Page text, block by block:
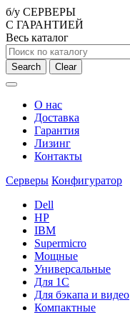
б/у СЕРВЕРЫ
С ГАРАНТИЕЙ
Весь каталог
Search Clear
О нас
Доставка
Гарантия
Лизинг
Контакты
Серверы Конфигуратор
Dell
HP
IBM
Supermicro
Мощные
Универсальные
Для 1С
Для бэкапа и видео
Компактные